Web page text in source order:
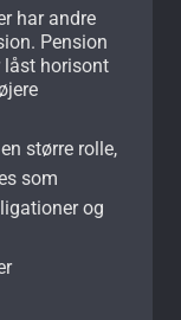
har andre
Pension
låst horisont
en større rolle,
som
og